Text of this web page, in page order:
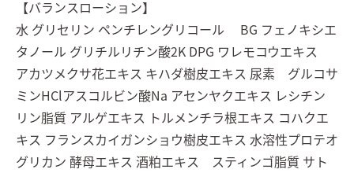
【バランスローション】
水 グリセリン ペンチレングリコール BG フェノキシエ
タノール グリチルリチン酸2K DPG ワレモコウエキス
アカツメクサ花エキス キハダ樹皮エキス 尿素 グルコサ
ミンHClアスコルビン酸Na アセンヤクエキス レシチン
リン脂質 アルゲエキス トルメンチラ根エキス コハクエ
キス フランスカイガンショウ樹皮エキス 水溶性プロテオ
グリカン 酵母エキス 酒粕エキス スティンゴ脂質 サト